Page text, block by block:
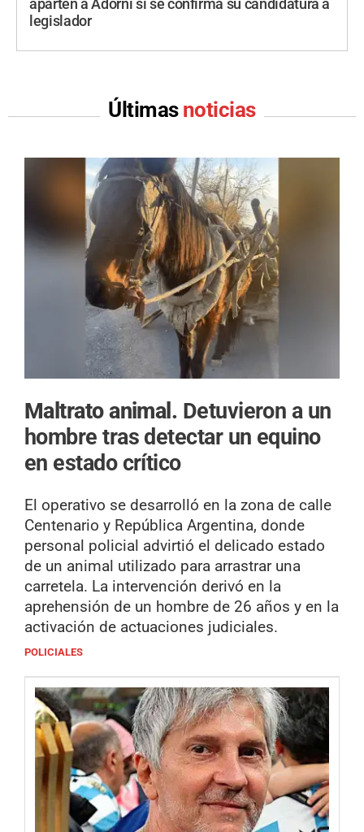
aparten a Adorni si se confirma su candidatura a
legislador
Últimas noticias
Maltrato animal. Detuvieron a un
hombre tras detectar un equino
en estado crítico
El operativo se desarrolló en la zona de calle
Centenario y República Argentina, donde
personal policial advirtió el delicado estado
de un animal utilizado para arrastrar una
carretela. La intervención derivó en la
aprehensión de un hombre de 26 años y en la
activación de actuaciones judiciales.
POLICIALES